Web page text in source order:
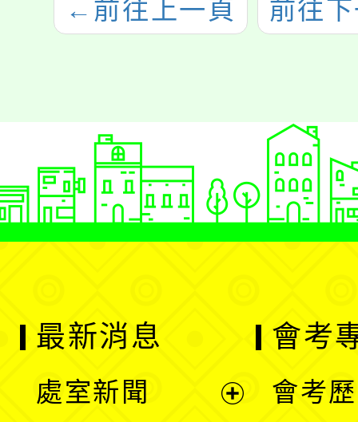
← 前往上一頁 前往
最新消息
處室新聞
會考
會考